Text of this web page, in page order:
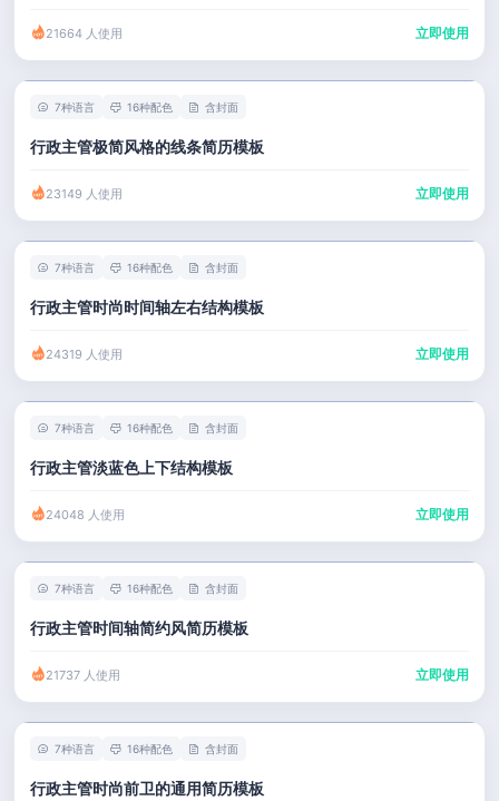
21664 人使用 立即使用
7种语言 16种配色 含封面
行政主管极简风格的线条简历模板
23149 人使用 立即使用
7种语言 16种配色 含封面
行政主管时尚时间轴左右结构模板
24319 人使用 立即使用
7种语言 16种配色 含封面
行政主管淡蓝色上下结构模板
24048 人使用 立即使用
7种语言 16种配色 含封面
行政主管时间轴简约风简历模板
21737 人使用 立即使用
7种语言 16种配色 含封面
行政主管时尚前卫的通用简历模板